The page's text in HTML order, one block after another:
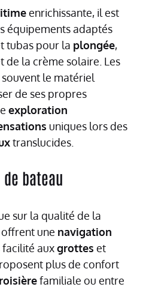
enrichissante, il est
équipements adaptés
tubas pour la plongée,
de la crème solaire. Les
le matériel
de ses propres
exploration
uniques lors des
translucides.
bateau
sur la qualité de la
offrent une navigation
facilité auxgrottes et
plus de confort
familiale ou entre